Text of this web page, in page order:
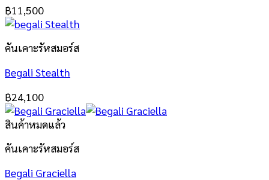
฿11,500
คันเคาะรัหสมอร์ส
Begali Stealth
฿24,100
สินค้าหมดแล้ว
คันเคาะรัหสมอร์ส
Begali Graciella